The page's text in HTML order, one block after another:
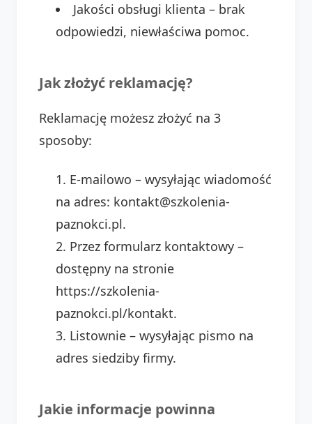
Jakości obsługi klienta – brak
odpowiedzi, niewłaściwa pomoc.
Jak złożyć reklamację?
Reklamację możesz złożyć na 3
sposoby:
E-mailowo – wysyłając wiadomość
na adres: kontakt@szkolenia-
paznokci.pl.
Przez formularz kontaktowy –
dostępny na stronie
https://szkolenia-
paznokci.pl/kontakt.
Listownie – wysyłając pismo na
adres siedziby firmy.
Jakie informacje powinna